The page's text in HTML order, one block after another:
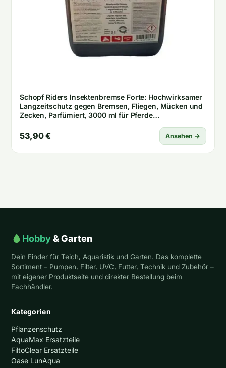
Schopf Riders Insektenbremse Forte: Hochwirksamer
Langzeitschutz gegen Bremsen, Fliegen, Mücken und
Zecken, Parfümiert, 3000 ml für Pferde
53,90 € Ansehen →
Hobby& Garten
Dein Finder für Teich, Aquaristik und Garten. Das komplette
Sortiment – Pumpen, Filter, UVC, Futter, Technik und Zubehör –
mit eigener Produktseite und direkter Bestellung beim
Fachhändler.
Kategorien
Pflanzenschutz
AquaMax Ersatzteile
FiltoClear Ersatzteile
Oase LunAqua